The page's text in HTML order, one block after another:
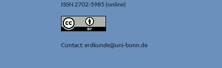
ISSN 2702-5985 (online)
Contact: erdkunde@uni-bonn.de